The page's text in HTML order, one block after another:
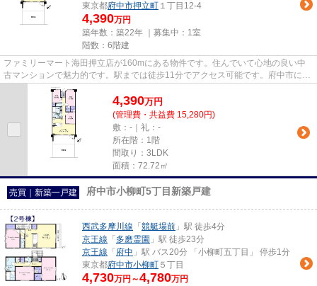
東京都府中市押立町 １丁目12-4
4,390万円
築年数：築22年 ｜募集中： 1室
階数：6階建
ファミリーマート海田押立店が160mにある物件です。住んでいて心地の良い中
古マンションで魅力的です。駅までは徒歩11分でアクセス可能です。府中市に点
在している物件のことなら、LIX...
4,390万円
(管理費・共益費 15,280円)
敷：-｜礼：-
所在階：1階
間取り：3LDK
面積：72.72㎡
売買｜新築一戸建 府中市小柳町5丁目新築戸建
西武多摩川線 「 競艇場前 」駅 徒歩4分
京王線 「 多磨霊園 」駅 徒歩23分
京王線 「 府中 」駅 バス20分 「小柳町五丁目」 停歩1分
東京都府中市小柳町 ５丁目
4,730万円～4,780万円